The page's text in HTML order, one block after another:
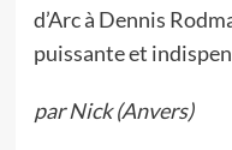
d’Arc à Dennis
puissante et
par Nick (Anvers)